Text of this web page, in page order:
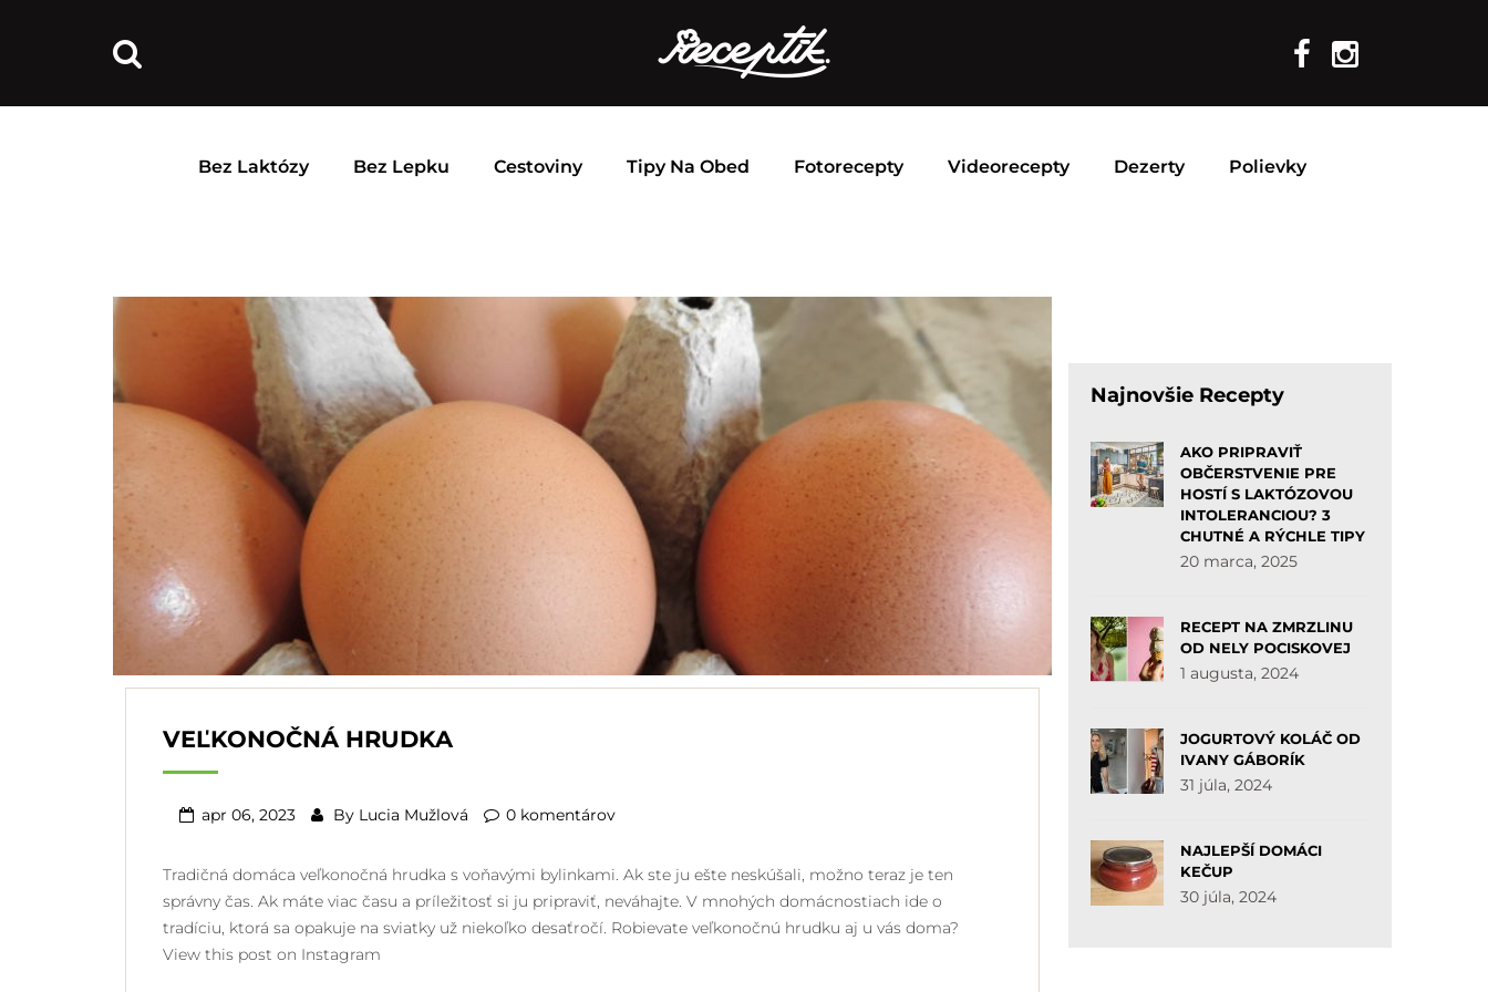
Bez Laktózy Bez Lepku Cestoviny Tipy Na Obed Fotorecepty Videorecepty Dezerty Polievky
VEĽKONOČNÁ HRUDKA
apr 06, 2023 By Lucia Mužlová 0 komentárov
Tradičná domáca veľkonočná hrudka s voňavými bylinkami. Ak ste ju ešte neskúšali, možno teraz je ten
správny čas. Ak máte viac času a príležitosť si ju pripraviť, neváhajte. V mnohých domácnostiach ide o
tradíciu, ktorá sa opakuje na sviatky už niekoľko desaťročí. Robievate veľkonočnú hrudku aj u vás doma?
View this post on Instagram
Najnovšie Recepty
AKO PRIPRAVIŤ
OBČERSTVENIE PRE
HOSTÍ S LAKTÓZOVOU
INTOLERANCIOU? 3
CHUTNÉ A RÝCHLE TIPY
20 marca, 2025
RECEPT NA ZMRZLINU
OD NELY POCISKOVEJ
1 augusta, 2024
JOGURTOVÝ KOLÁČ OD
IVANY GÁBORÍK
31 júla, 2024
NAJLEPŠÍ DOMÁCI
KEČUP
30 júla, 2024